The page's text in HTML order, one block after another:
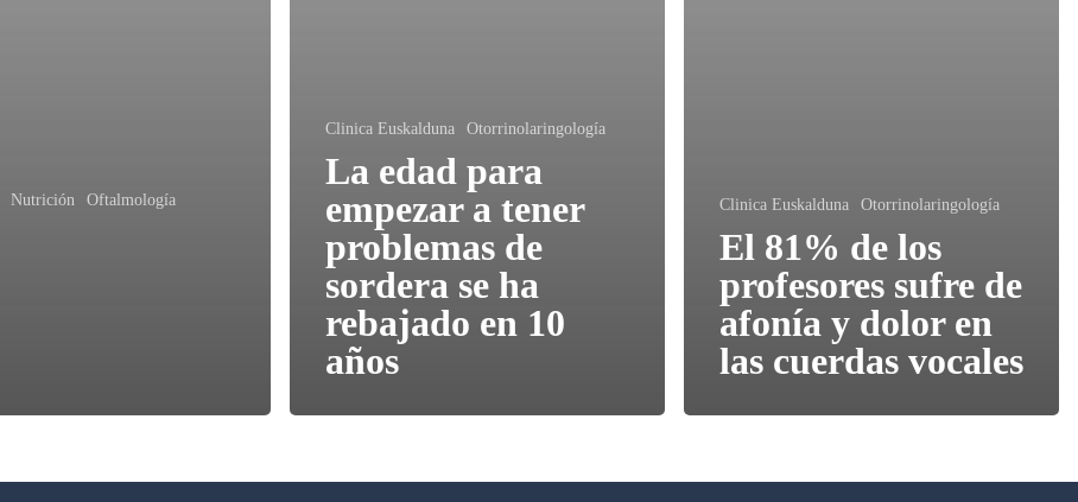
Nutrición Oftalmología
Clinica Euskalduna Otorrinolaringología
La edad para
empezar a tener
problemas de
sordera se ha
rebajado en 10
años
Clinica Euskalduna Otorrinolaringología
El 81% de los
profesores sufre de
afonía y dolor en
las cuerdas vocales